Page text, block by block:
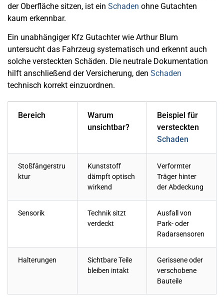
der Oberfläche sitzen, ist ein Schaden ohne Gutachten
kaum erkennbar.
Ein unabhängiger Kfz Gutachter wie Arthur Blum
untersucht das Fahrzeug systematisch und erkennt auch
solche versteckten Schäden. Die neutrale Dokumentation
hilft anschließend der Versicherung, den Schaden
technisch korrekt einzuordnen.
Bereich
Warum
unsichtbar?
Beispiel für
versteckten
Schaden
Stoßfängerstru
ktur
Kunststoff
dämpft optisch
wirkend
Verformter
Träger hinter
der Abdeckung
Sensorik
Technik sitzt
verdeckt
Ausfall von
Park- oder
Radarsensoren
Halterungen
Sichtbare Teile
bleiben intakt
Gerissene oder
verschobene
Bauteile